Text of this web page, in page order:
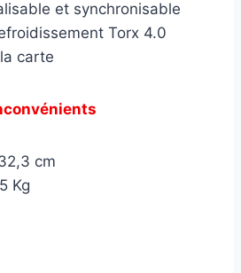
et synchronisable
Torx 4.0
carte
cm
Kg